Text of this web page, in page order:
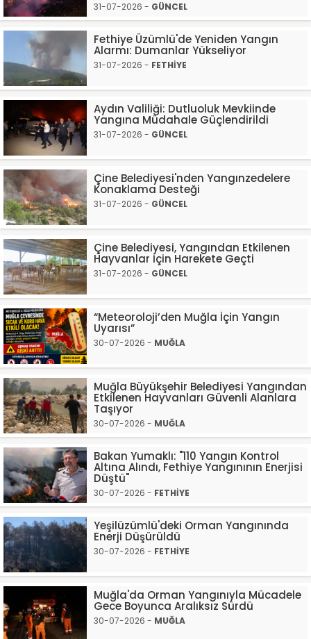
31-07-2026 - GÜNCEL
Fethiye Üzümlü'de Yeniden Yangın
Alarmı: Dumanlar Yükseliyor
31-07-2026 - FETHİYE
Aydın Valiliği: Dutluoluk Mevkiinde
Yangına Müdahale Güçlendirildi
31-07-2026 - GÜNCEL
Çine Belediyesi'nden Yangınzedelere
Konaklama Desteği
31-07-2026 - GÜNCEL
Çine Belediyesi, Yangından Etkilenen
Hayvanlar İçin Harekete Geçti
31-07-2026 - GÜNCEL
“Meteoroloji’den Muğla İçin Yangın
Uyarısı”
30-07-2026 - MUĞLA
Muğla Büyükşehir Belediyesi Yangından
Etkilenen Hayvanları Güvenli Alanlara
Taşıyor
30-07-2026 - MUĞLA
Bakan Yumaklı: "110 Yangın Kontrol
Altına Alındı, Fethiye Yangınının Enerjisi
Düştü"
30-07-2026 - FETHİYE
Yeşilüzümlü'deki Orman Yangınında
Enerji Düşürüldü
30-07-2026 - FETHİYE
Muğla'da Orman Yangınıyla Mücadele
Gece Boyunca Aralıksız Sürdü
30-07-2026 - MUĞLA